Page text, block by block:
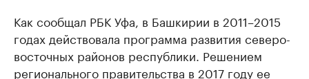
Как сообщал РБК Уфа, в Башкирии в 2011–2015
годах действовала программа развития северо-
восточных районов республики. Решением
регионального правительства в 2017 году ее